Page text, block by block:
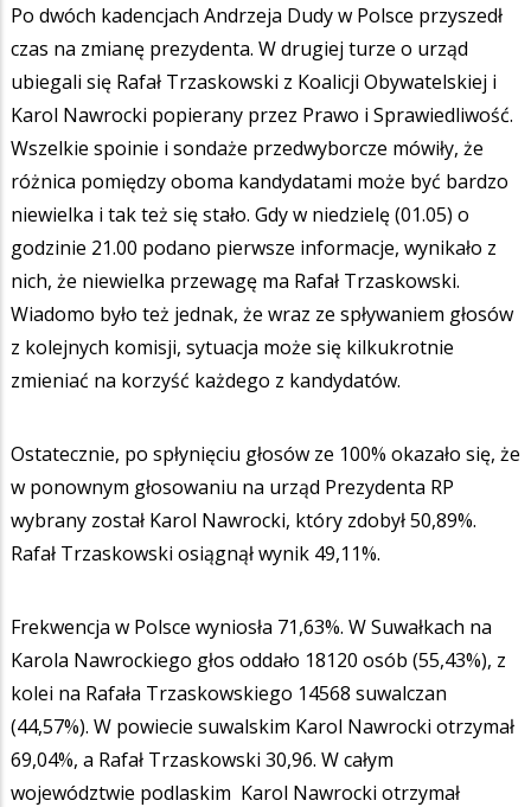
Po dwóch kadencjach Andrzeja Dudy w Polsce przyszedł
czas na zmianę prezydenta. W drugiej turze o urząd
ubiegali się Rafał Trzaskowski z Koalicji Obywatelskiej i
Karol Nawrocki popierany przez Prawo i Sprawiedliwość.
Wszelkie spoinie i sondaże przedwyborcze mówiły, że
różnica pomiędzy oboma kandydatami może być bardzo
niewielka i tak też się stało. Gdy w niedzielę (01.05) o
godzinie 21.00 podano pierwsze informacje, wynikało z
nich, że niewielka przewagę ma Rafał Trzaskowski.
Wiadomo było też jednak, że wraz ze spływaniem głosów
z kolejnych komisji, sytuacja może się kilkukrotnie
zmieniać na korzyść każdego z kandydatów.
Ostatecznie, po spłynięciu głosów ze 100% okazało się, że
w ponownym głosowaniu na urząd Prezydenta RP
wybrany został Karol Nawrocki, który zdobył 50,89%.
Rafał Trzaskowski osiągnął wynik 49,11%.
Frekwencja w Polsce wyniosła 71,63%. W Suwałkach na
Karola Nawrockiego głos oddało 18120 osób (55,43%), z
kolei na Rafała Trzaskowskiego 14568 suwalczan
(44,57%). W powiecie suwalskim Karol Nawrocki otrzymał
69,04%, a Rafał Trzaskowski 30,96. W całym
województwie podlaskim Karol Nawrocki otrzymał